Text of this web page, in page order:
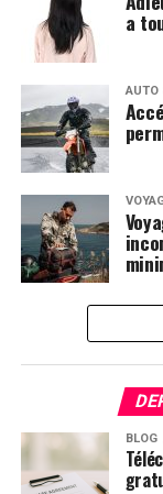
a
AUTO
BLOG